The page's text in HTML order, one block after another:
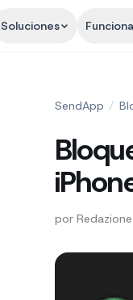
Soluciones
SendApp /
por